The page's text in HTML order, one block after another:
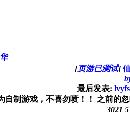
[页游已测试]
最后发表:
自制游戏，不喜勿喷！！ 之前的
3021 5